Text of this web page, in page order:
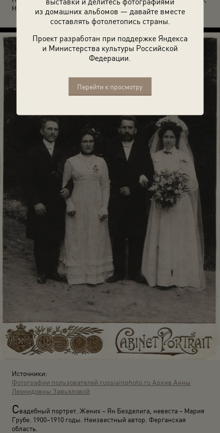
из домашних альбомов — давайте вместе
составлять фотолетопись страны.
Проект разработан при поддержке Яндекса
и Министерства культуры Российской
Федерации.
Перейти к просмотру
Нерчинск.
Источники:
Фотографии пользователей russiainphoto.ru Архив Анны
Леонидовны Завьяловой
Свадебный портрет. Жених – Ян Безделига, невеста – Мария
Грубе. 1900–1910 годы. Неизвестный автор. Ферганская
область.